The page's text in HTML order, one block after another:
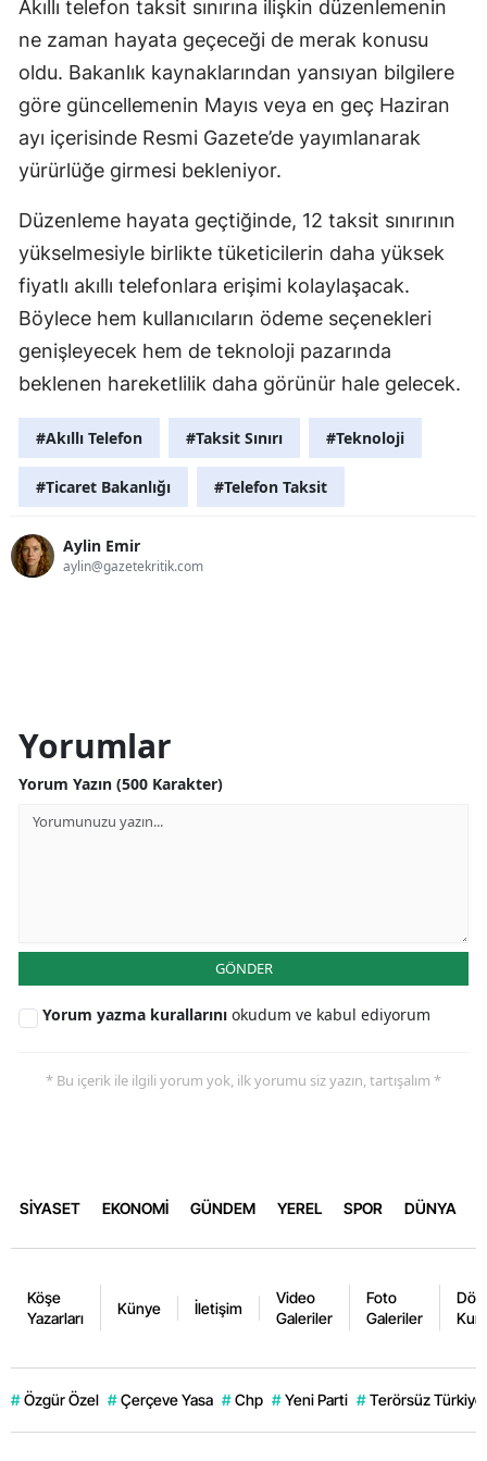
Akıllı telefon taksit sınırına ilişkin düzenlemenin
ne zaman hayata geçeceği de merak konusu
oldu. Bakanlık kaynaklarından yansıyan bilgilere
göre güncellemenin Mayıs veya en geç Haziran
ayı içerisinde Resmi Gazete’de yayımlanarak
yürürlüğe girmesi bekleniyor.
Düzenleme hayata geçtiğinde, 12 taksit sınırının
yükselmesiyle birlikte tüketicilerin daha yüksek
fiyatlı akıllı telefonlara erişimi kolaylaşacak.
Böylece hem kullanıcıların ödeme seçenekleri
genişleyecek hem de teknoloji pazarında
beklenen hareketlilik daha görünür hale gelecek.
#Akıllı Telefon #Taksit Sınırı #Teknoloji
#Ticaret Bakanlığı #Telefon Taksit
Aylin Emir
aylin@gazetekritik.com
Yorumlar
Yorum Yazın (500 Karakter)
GÖNDER
Yorum yazma kurallarını okudum ve kabul ediyorum
* Bu içerik ile ilgili yorum yok, ilk yorumu siz yazın, tartışalım *
SİYASET EKONOMİ GÜNDEM YEREL SPOR DÜNYA
Köşe
Yazarları
Künye İletişim
Video
Galeriler
Foto
Galeriler
# Özgür Özel # Çerçeve Yasa # Chp # Yeni Parti # Terörsüz Türkiye